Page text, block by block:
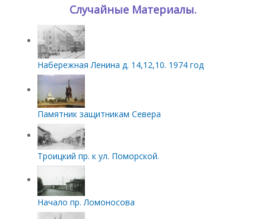
Случайные Материалы.
Набережная Ленина д. 14,12,10. 1974 год
Памятник защитникам Севера
Троицкий пр. к ул. Поморской.
Начало пр. Ломоносова